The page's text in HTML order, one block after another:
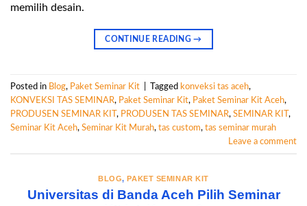
memilih desain.
CONTINUE READING→
Posted in Blog, Paket Seminar Kit Tagged konveksi tas aceh,
KONVEKSI TAS SEMINAR, Paket Seminar Kit, Paket Seminar Kit Aceh,
PRODUSEN SEMINAR KIT , PRODUSEN TAS SEMINAR, SEMINAR KIT ,
Seminar Kit Aceh, Seminar Kit Murah, tas custom, tas seminar murah
Leave a comment
BLOG, PAKET SEMINAR KIT
Universitas di Banda Aceh Pilih Seminar